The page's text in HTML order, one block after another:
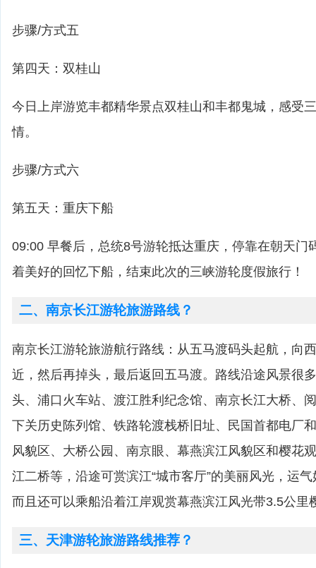
步骤/方式五
第四天：双桂山
今日上岸游览丰都精华景点双桂山和丰都鬼城，感受
情。
步骤/方式六
第五天：重庆下船
09:00 早餐后，总统8号游轮抵达重庆，停靠在朝天门
着美好的回忆下船，结束此次的三峡游轮度假旅行！
二、南京长江游轮旅游路线？
南京长江游轮旅游航行路线：从五马渡码头起航，向
近，然后再掉头，最后返回五马渡。路线沿途风景很
头、浦口火车站、渡江胜利纪念馆、南京长江大桥、
下关历史陈列馆、铁路轮渡栈桥旧址、民国首都电厂
风貌区、大桥公园、南京眼、幕燕滨江风貌区和樱花
江二桥等，沿途可赏滨江“城市客厅”的美丽风光，运
而且还可以乘船沿着江岸观赏幕燕滨江风光带3.5公里
三、天津游轮旅游路线推荐？